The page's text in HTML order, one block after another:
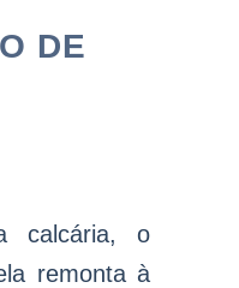
DE
calcária, o
remonta à